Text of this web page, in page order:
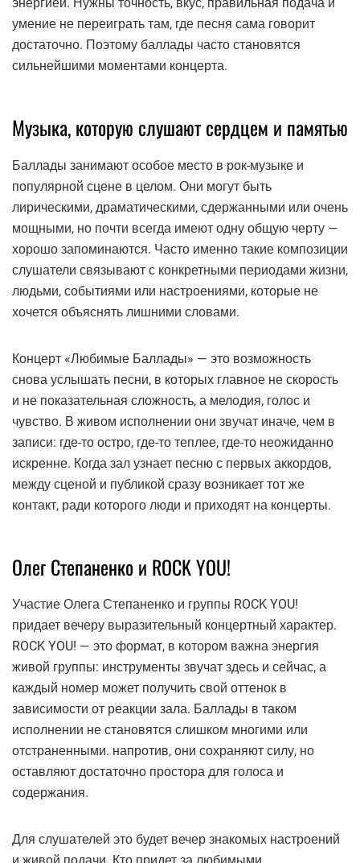
умение не переиграть там, где песня сама говорит
достаточно. Поэтому баллады часто становятся
сильнейшими моментами концерта.
Музыка, которую слушают сердцем и памятью
Баллады занимают особое место в рок-музыке и
популярной сцене в целом. Они могут быть
лирическими, драматическими, сдержанными или очень
мощными, но почти всегда имеют одну общую черту —
хорошо запоминаются. Часто именно такие композиции
слушатели связывают с конкретными периодами жизни,
людьми, событиями или настроениями, которые не
хочется объяснять лишними словами.
Концерт «Любимые Баллады» — это возможность
снова услышать песни, в которых главное не скорость
и не показательная сложность, а мелодия, голос и
чувство. В живом исполнении они звучат иначе, чем в
записи: где-то остро, где-то теплее, где-то неожиданно
искренне. Когда зал узнает песню с первых аккордов,
между сценой и публикой сразу возникает тот же
контакт, ради которого люди и приходят на концерты.
Олег Степаненко и ROCK YOU!
Участие Олега Степаненко и группы ROCK YOU!
придает вечеру выразительный концертный характер.
ROCK YOU! — это формат, в котором важна энергия
живой группы: инструменты звучат здесь и сейчас, а
каждый номер может получить свой оттенок в
зависимости от реакции зала. Баллады в таком
исполнении не становятся слишком многими или
отстраненными. напротив, они сохраняют силу, но
оставляют достаточно простора для голоса и
содержания.
Для слушателей это будет вечер знакомых настроений